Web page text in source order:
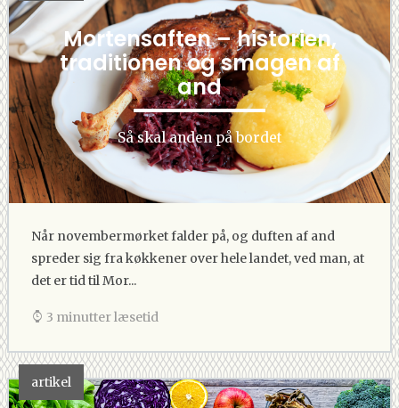
Mortensaften – historien,
traditionen og smagen af
and
Så skal anden på bordet
Når novembermørket falder på, og duften af and
spreder sig fra køkkener over hele landet, ved man, at
det er tid til Mor...
3 minutter læsetid
artikel